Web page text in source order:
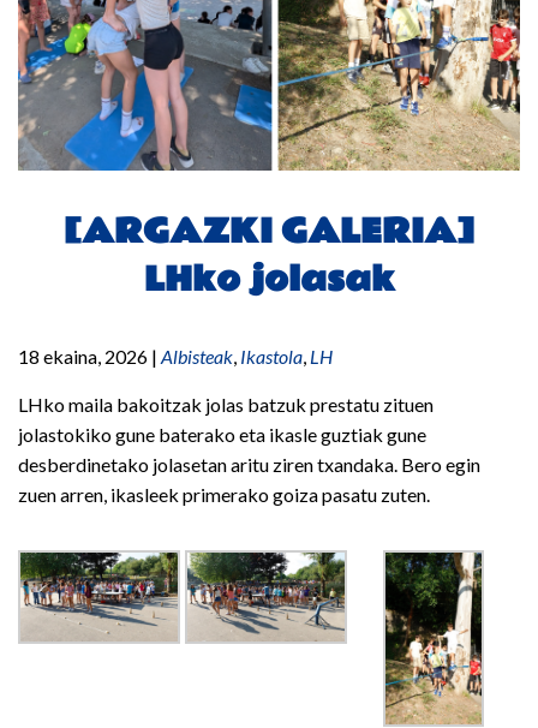
[ARGAZKI GALERIA]
LHko jolasak
18 ekaina, 2026 | Albisteak, Ikastola, LH
LHko maila bakoitzak jolas batzuk prestatu zituen
jolastokiko gune baterako eta ikasle guztiak gune
desberdinetako jolasetan aritu ziren txandaka. Bero egin
zuen arren, ikasleek primerako goiza pasatu zuten.